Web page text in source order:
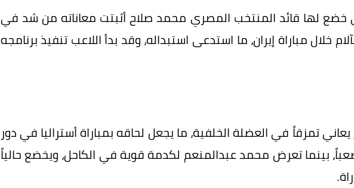
خضع لها قائد المنتخب المصري محمد صلاح أثبتت معاناته من شد في
خلال مباراة إيران، ما استدعى استبداله، وقد بدأ اللاعب تنفيذ برنامجه
تمزقاً في العضلة الخلفية، ما يجعل لحاقه بمباراة أستراليا في دور
العالم 2026 أمراً صعباً، بينما تعرض محمد عبدالمنعم لكدمة قوية في الكاحل، ويخضع حالياً